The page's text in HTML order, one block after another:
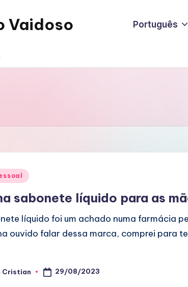
Vaidoso Português
sabonete líquido para as
líquido foi um achado numa farmácia
ouvido falar dessa marca, comprei para
Cristian 29/08/2023